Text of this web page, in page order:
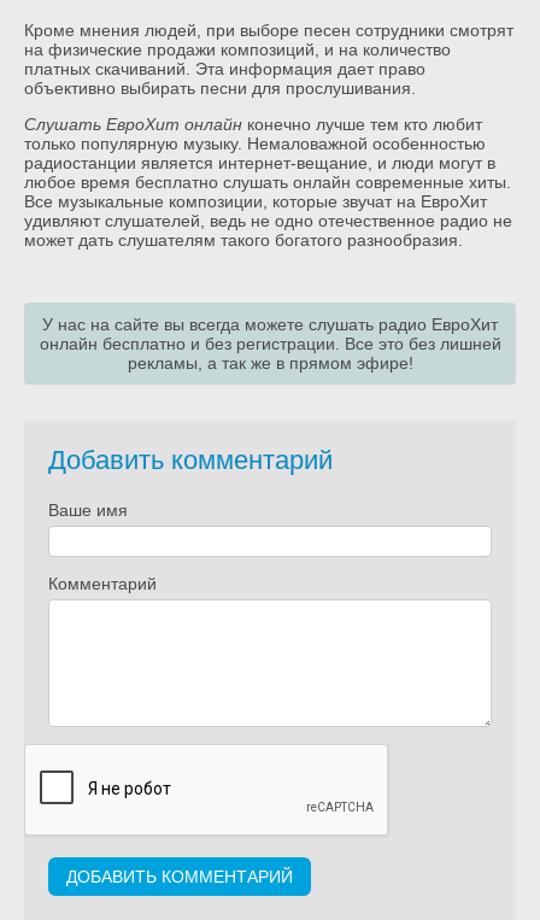
Кроме мнения людей, при выборе песен сотрудники смотрят
на физические продажи композиций, и на количество
платных скачиваний. Эта информация дает право
объективно выбирать песни для прослушивания.
Слушать ЕвроХит онлайн конечно лучше тем кто любит
только популярную музыку. Немаловажной особенностью
радиостанции является интернет-вещание, и люди могут в
любое время бесплатно слушать онлайн современные хиты.
Все музыкальные композиции, которые звучат на ЕвроХит
удивляют слушателей, ведь не одно отечественное радио не
может дать слушателям такого богатого разнообразия.
У нас на сайте вы всегда можете слушать радио ЕвроХит
онлайн бесплатно и без регистрации. Все это без лишней
рекламы, а так же в прямом эфире!
Добавить комментарий
Ваше имя
Комментарий